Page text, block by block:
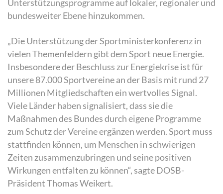
Unterstützungsprogramme auf lokaler, regionaler und
bundesweiter Ebene hinzukommen.
„Die Unterstützung der Sportministerkonferenz in
vielen Themenfeldern gibt dem Sport neue Energie.
Insbesondere der Beschluss zur Energiekrise ist für
unsere 87.000 Sportvereine an der Basis mit rund 27
Millionen Mitgliedschaften ein wertvolles Signal.
Viele Länder haben signalisiert, dass sie die
Maßnahmen des Bundes durch eigene Programme
zum Schutz der Vereine ergänzen werden. Sport muss
stattfinden können, um Menschen in schwierigen
Zeiten zusammenzubringen und seine positiven
Wirkungen entfalten zu können“, sagte DOSB-
Präsident Thomas Weikert.